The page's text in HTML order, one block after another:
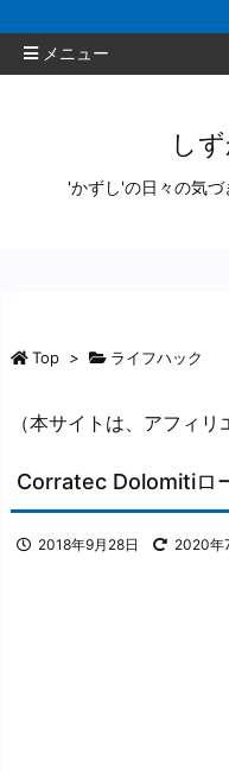
メニュー
し
'かずし'の日々の気
Top > ライフハック
（本サイトは、アフィ
Corratec Dolomitiロ
2018年9月28日 2020年